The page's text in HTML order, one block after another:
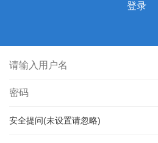
登录
安全提问(未设置请忽略)